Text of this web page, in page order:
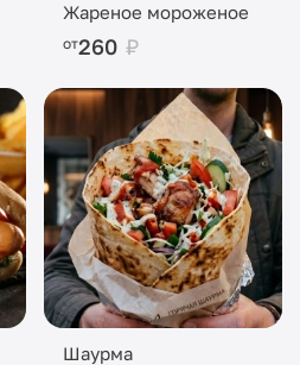
Жареное мороженое
от260 ₽
Шаурма